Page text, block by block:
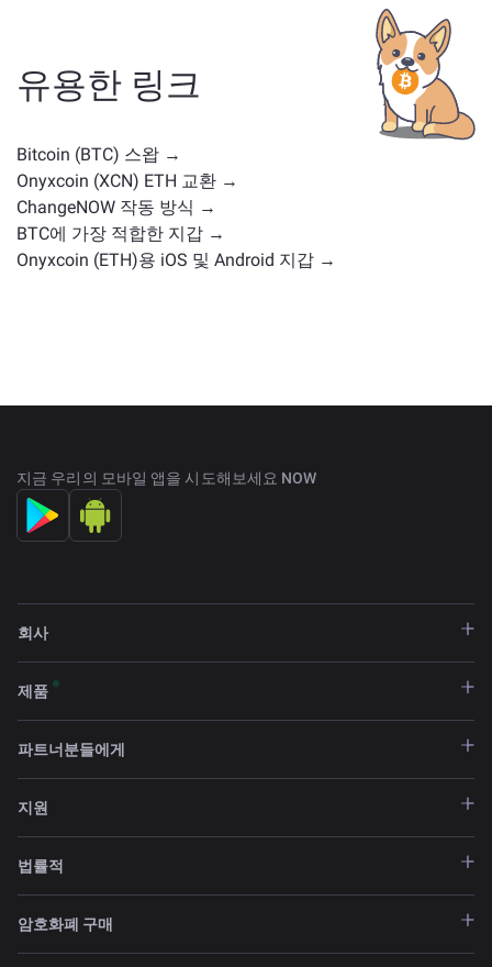
테이블코인, 유틸리티 토큰, 거버넌스 코인 또는 다른 유
형일 수 있습니다. 일반적인 대안으로는 유사한 사용 사
례나 시장 위치를 가진 다른 암호화폐가 포함됩니다.주
요 거래 페이지에서 교환 가능한 모든 자산을 확인하세
유용한 링크
Bitcoin (BTC) 스왑 →
Onyxcoin (XCN) ETH 교환 →
ChangeNOW 작동 방식 →
BTC에 가장 적합한 지갑 →
Onyxcoin (ETH)용 iOS 및 Android 지갑 →
지금 우리의 모바일 앱을 시도해보세요 NOW
회사
제품
파트너분들에게
지원
법률적
암호화폐 구매